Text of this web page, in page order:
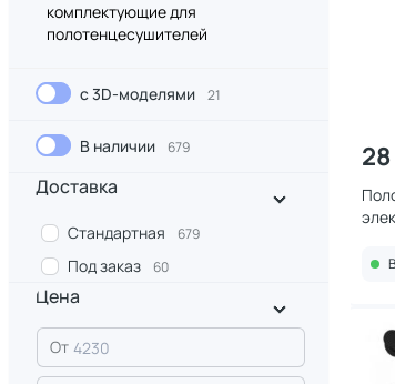
комплектующие для
полотенцесушителей
с 3D-моделями 21
В наличии 679
Доставка
Стандартная 679
Под заказ 60
Цена
От